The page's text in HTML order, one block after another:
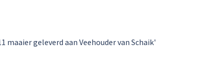
maaier geleverd aan Veehouder van Schaik'